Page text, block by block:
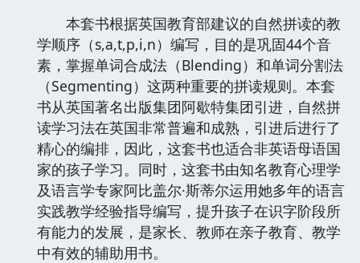
本套书根据英国教育部建议的自然拼读的教
学顺序（s,a,t,p,i,n）编写，目的是巩固44个音
素，掌握单词合成法（Blending）和单词分割法
（Segmenting）这两种重要的拼读规则。本套
书从英国著名出版集团阿歇特集团引进，自然拼
读学习法在英国非常普遍和成熟，引进后进行了
精心的编排，因此，这套书也适合非英语母语国
家的孩子学习。同时，这套书由知名教育心理学
及语言学专家阿比盖尔·斯蒂尔运用她多年的语言
实践教学经验指导编写，提升孩子在识字阶段所
有能力的发展，是家长、教师在亲子教育、教学
中有效的辅助用书。